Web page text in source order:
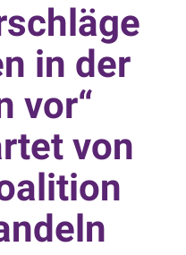
in der
vor“
von